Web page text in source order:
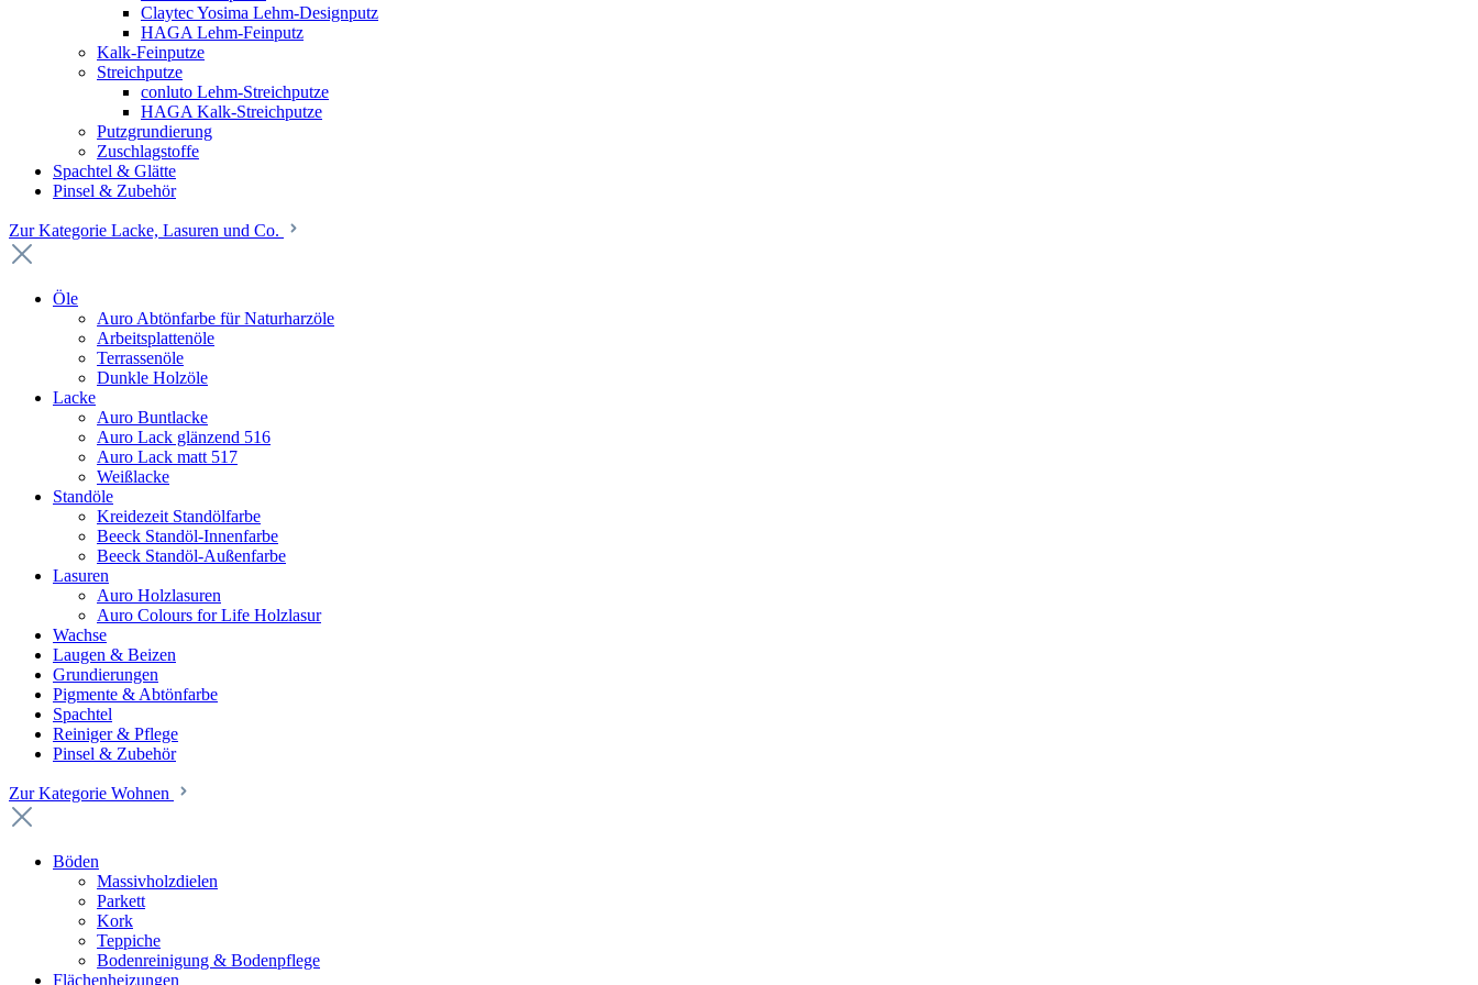
Claytec Yosima Lehm-Designputz
HAGA Lehm-Feinputz
Kalk-Feinputze
Streichputze
conluto Lehm-Streichputze
HAGA Kalk-Streichputze
Putzgrundierung
Zuschlagstoffe
Spachtel & Glätte
Pinsel & Zubehör
Zur Kategorie Lacke, Lasuren und Co.
Öle
Auro Abtönfarbe für Naturharzöle
Arbeitsplattenöle
Terrassenöle
Dunkle Holzöle
Lacke
Auro Buntlacke
Auro Lack glänzend 516
Auro Lack matt 517
Weißlacke
Standöle
Kreidezeit Standölfarbe
Beeck Standöl-Innenfarbe
Beeck Standöl-Außenfarbe
Lasuren
Auro Holzlasuren
Auro Colours for Life Holzlasur
Wachse
Laugen & Beizen
Grundierungen
Pigmente & Abtönfarbe
Spachtel
Reiniger & Pflege
Pinsel & Zubehör
Zur Kategorie Wohnen
Böden
Massivholzdielen
Parkett
Kork
Teppiche
Bodenreinigung & Bodenpflege
Flächenheizungen